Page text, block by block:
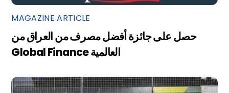
MAGAZINE ARTICLE
حصل على جائزة أفضل مصرف من العراق من
Global Finance العالمية